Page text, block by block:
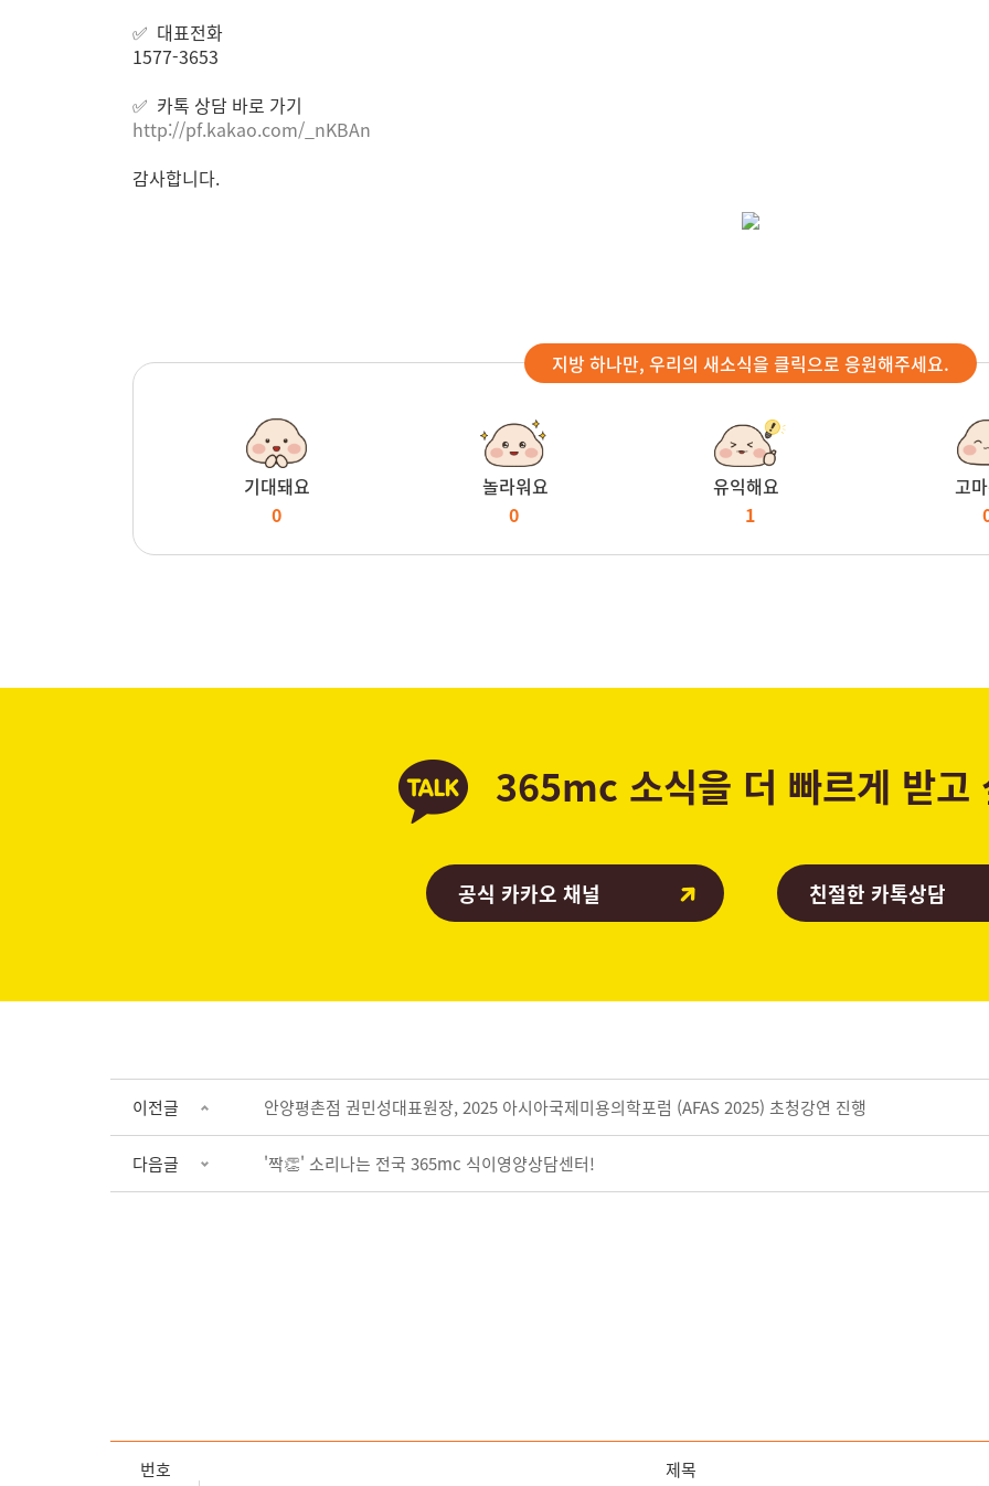
✅ 대표전화
1577-3653
✅ 카톡 상담 바로 가기
http://pf.kakao.com/_nKBAn
감사합니다.
지방 하나만, 우리의 새소식을 클릭으로 응원해주세요.
기대돼요
0
놀라워요
0
유익해요
1
고
365mc 소식을 더 빠르게 받고
공식 카카오 채널 친절한 카톡상담
이전글 안양평촌점 권민성대표원장, 2025 아시아국제미용의학포럼 (AFAS 2025) 초청강연 진행
다음글 '짝👏' 소리나는 전국 365mc 식이영양상담센터!
번호 제목